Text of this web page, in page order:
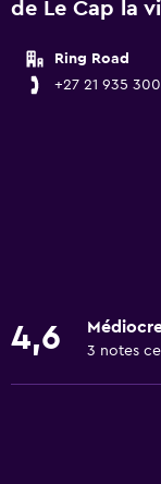
de Le Cap la
Ring Road
+27 21 935
4,6 3 notes